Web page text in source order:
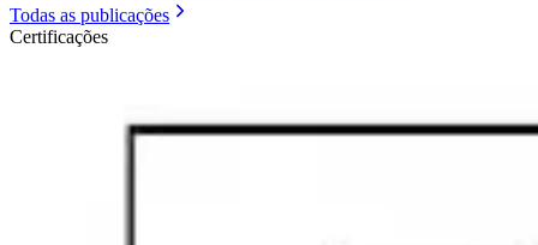
Todas as publicações
Certificações